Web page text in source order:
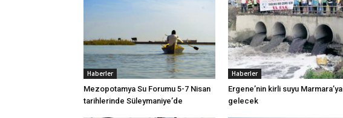
Haberler
Mezopotamya Su Forumu 5-7 Nisan
tarihlerinde Süleymaniye’de
Haberler
Ergene’nin kirli suyu Marmara’ya
gelecek